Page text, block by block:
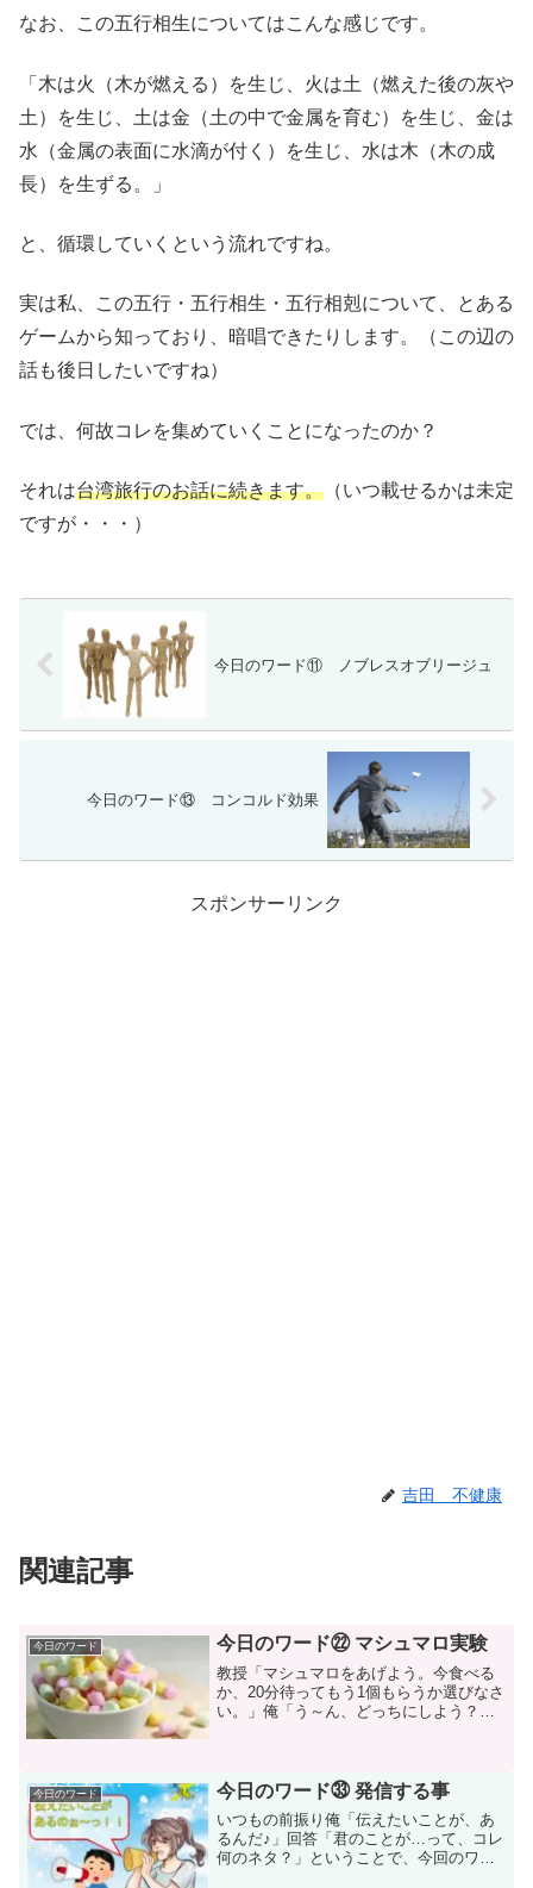
なお、この五行相生についてはこんな感じです。
「木は火（木が燃える）を生じ、火は土（燃えた後の灰や
土）を生じ、土は金（土の中で金属を育む）を生じ、金は
水（金属の表面に水滴が付く）を生じ、水は木（木の成
長）を生ずる。」
と、循環していくという流れですね。
実は私、この五行・五行相生・五行相剋について、とある
ゲームから知っており、暗唱できたりします。（この辺の
話も後日したいですね）
では、何故コレを集めていくことになったのか？
それは台湾旅行のお話に続きます。 （いつ載せるかは未定
ですが・・・）
今日のワード⑪ ノブレスオブリージュ
今日のワード⑬ コンコルド効果
スポンサーリンク
吉田 不健康
関連記事
今日のワード 今日のワード㉒ マシュマロ実験
教授「マシュマロをあげよう。今食べる
か、20分待ってもう1個もらうか選びなさ
い。」俺「う～ん、どっちにしよう？
です。下記はスタンフォ...
今日のワード 今日のワード㉝ 発信する事
いつもの前振り俺「伝えたいことが、あ
るんだ♪」回答「君のことが…って、コレ
何のネタ？」ということで、今回のワー